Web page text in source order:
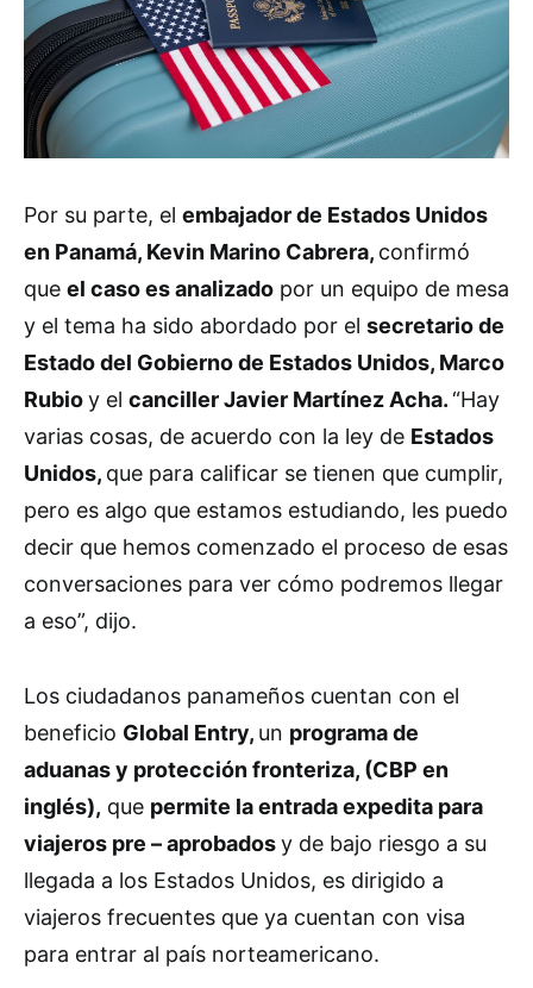
Por su parte, el embajador de Estados Unidos
en Panamá, Kevin Marino Cabrera, confirmó
que el caso es analizado por un equipo de mesa
y el tema ha sido abordado por el secretario de
Estado del Gobierno de Estados Unidos, Marco
Rubioy el canciller Javier Martínez Acha.“Hay
varias cosas, de acuerdo con la ley de Estados
Unidos, que para calificar se tienen que cumplir,
pero es algo que estamos estudiando, les puedo
decir que hemos comenzado el proceso de esas
conversaciones para ver cómo podremos llegar
a eso”, dijo.
Los ciudadanos panameños cuentan con el
beneficio Global Entry, un programa de
aduanas y protección fronteriza, (CBP en
inglés), que permite la entrada expedita para
viajeros pre – aprobadosy de bajo riesgo a su
llegada a los Estados Unidos, es dirigido a
viajeros frecuentes que ya cuentan con visa
para entrar al país norteamericano.